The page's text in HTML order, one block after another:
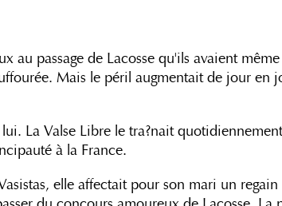
au passage de Lacosse qu'ils avaient
Mais le péril augmentait de jour en
La Valse Libre le tra?nait
à la France.
elle affectait pour son mari un